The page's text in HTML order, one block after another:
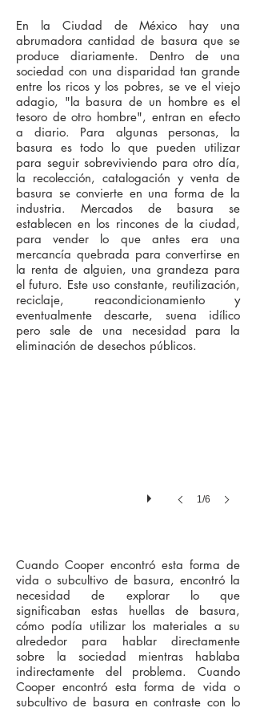
En la Ciudad de México hay una
abrumadora cantidad de basura que se
produce diariamente. Dentro de una
sociedad con una disparidad tan grande
entre los ricos y los pobres, se ve el viejo
adagio, "la basura de un hombre es el
tesoro de otro hombre", entran en efecto
a diario. Para algunas personas, la
basura es todo lo que pueden utilizar
para seguir sobreviviendo para otro día,
la recolección, catalogación y venta de
basura se convierte en una forma de la
industria. Mercados de basura se
establecen en los rincones de la ciudad,
para vender lo que antes era una
mercancía quebrada para convertirse en
la renta de alguien, una grandeza para
el futuro. Este uso constante, reutilización,
reciclaje, reacondicionamiento y
eventualmente descarte, suena idílico
pero sale de una necesidad para la
eliminación de desechos públicos.
DSC00045_2
1/6
Cuando Cooper encontró esta forma de
vida o subcultivo de basura, encontró la
necesidad de explorar lo que
significaban estas huellas de basura,
cómo podía utilizar los materiales a su
alrededor para hablar directamente
sobre la sociedad mientras hablaba
indirectamente del problema. Cuando
Cooper encontró esta forma de vida o
subcultivo de basura en contraste con lo